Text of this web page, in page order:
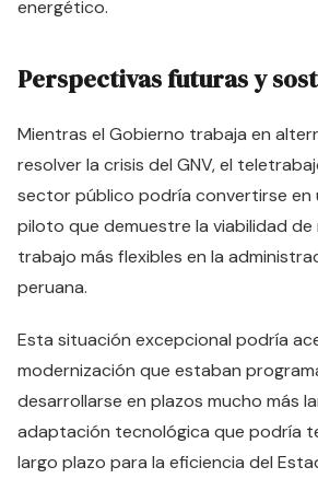
energético.
Perspectivas futuras y
Mientras el Gobierno trabaja en
resolver la crisis del GNV, el
sector público podría convertirse en
piloto que demuestre la viabilidad de
trabajo más flexibles en la
peruana.
Esta situación excepcional podría
modernización que estaban
desarrollarse en plazos mucho más
adaptación tecnológica que podría
largo plazo para la eficiencia del